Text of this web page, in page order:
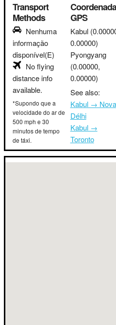
Transport
Methods
Nenhuma
informação
disponível(E)
No flying
distance info
available.
*Supondo que a
velocidade do ar de
500 mph e 30
minutos de tempo
de táxi.
GPS
Kabul
0.00000)
Pyongyang
(0.00000,
0.00000)
See also:
Kabul → Nova
Délhi
Kabul →
Toronto